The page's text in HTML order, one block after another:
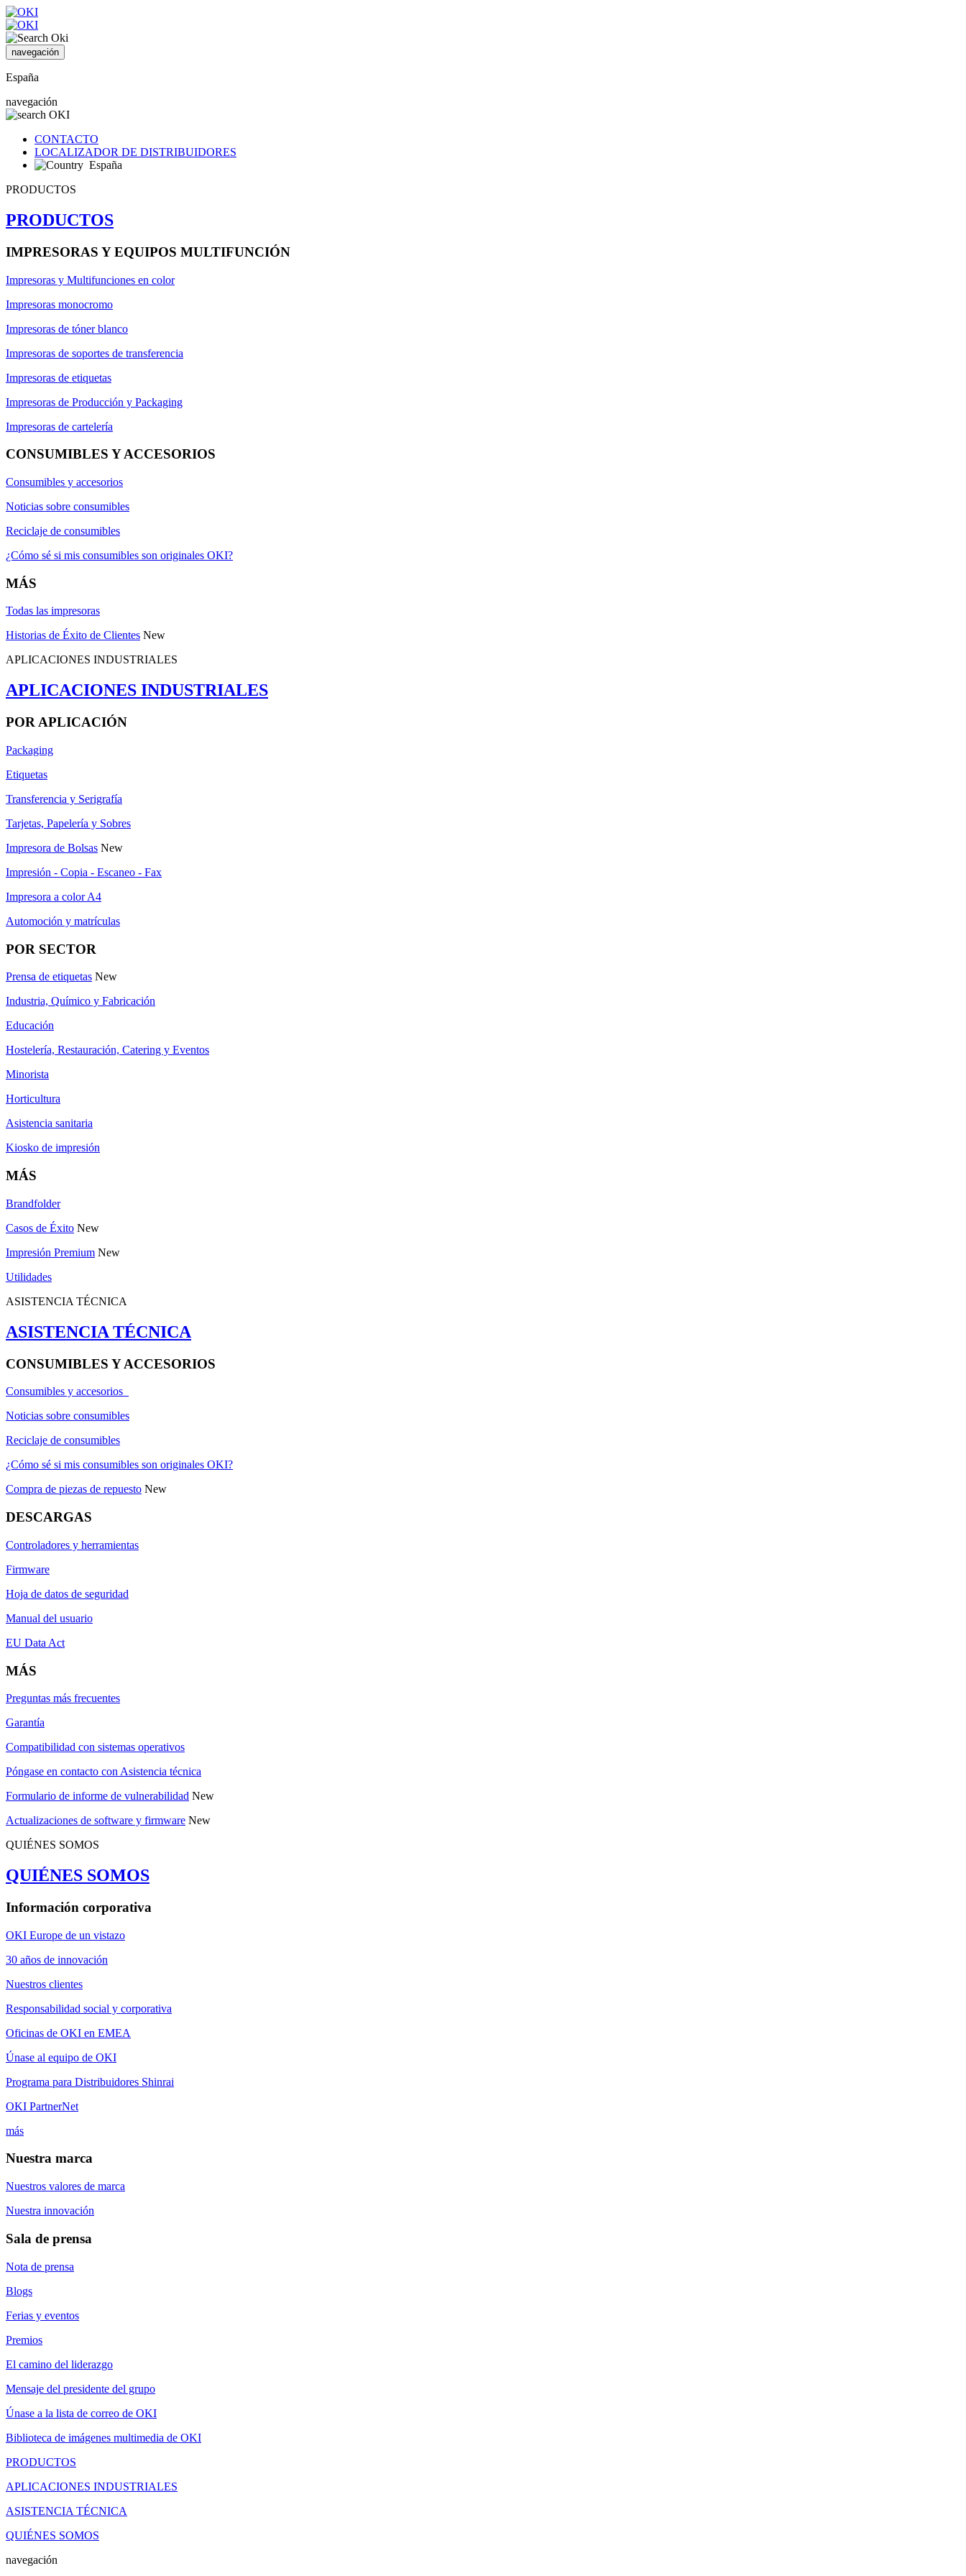
navegación
España
navegación
CONTACTO
LOCALIZADOR DE DISTRIBUIDORES
España
PRODUCTOS
PRODUCTOS
IMPRESORAS Y EQUIPOS MULTIFUNCIÓN
Impresoras y Multifunciones en color
Impresoras monocromo
Impresoras de tóner blanco
Impresoras de soportes de transferencia
Impresoras de etiquetas
Impresoras de Producción y Packaging
Impresoras de cartelería
CONSUMIBLES Y ACCESORIOS
Consumibles y accesorios
Noticias sobre consumibles
Reciclaje de consumibles
¿Cómo sé si mis consumibles son originales OKI?
MÁS
Todas las impresoras
Historias de Éxito de Clientes New
APLICACIONES INDUSTRIALES
APLICACIONES INDUSTRIALES
POR APLICACIÓN
Packaging
Etiquetas
Transferencia y Serigrafía
Tarjetas, Papelería y Sobres
Impresora de Bolsas New
Impresión - Copia - Escaneo - Fax
Impresora a color A4
Automoción y matrículas
POR SECTOR
Prensa de etiquetas New
Industria, Químico y Fabricación
Educación
Hostelería, Restauración, Catering y Eventos
Minorista
Horticultura
Asistencia sanitaria
Kiosko de impresión
MÁS
Brandfolder
Casos de Éxito New
Impresión Premium New
Utilidades
ASISTENCIA TÉCNICA
ASISTENCIA TÉCNICA
CONSUMIBLES Y ACCESORIOS
Consumibles y accesorios
Noticias sobre consumibles
Reciclaje de consumibles
¿Cómo sé si mis consumibles son originales OKI?
Compra de piezas de repuesto New
DESCARGAS
Controladores y herramientas
Firmware
Hoja de datos de seguridad
Manual del usuario
EU Data Act
MÁS
Preguntas más frecuentes
Garantía
Compatibilidad con sistemas operativos
Póngase en contacto con Asistencia técnica
Formulario de informe de vulnerabilidad New
Actualizaciones de software y firmware New
QUIÉNES SOMOS
QUIÉNES SOMOS
Información corporativa
OKI Europe de un vistazo
30 años de innovación
Nuestros clientes
Responsabilidad social y corporativa
Oficinas de OKI en EMEA
Únase al equipo de OKI
Programa para Distribuidores Shinrai
OKI PartnerNet
más
Nuestra marca
Nuestros valores de marca
Nuestra innovación
Sala de prensa
Nota de prensa
Blogs
Ferias y eventos
Premios
El camino del liderazgo
Mensaje del presidente del grupo
Únase a la lista de correo de OKI
Biblioteca de imágenes multimedia de OKI
PRODUCTOS
APLICACIONES INDUSTRIALES
ASISTENCIA TÉCNICA
QUIÉNES SOMOS
navegación